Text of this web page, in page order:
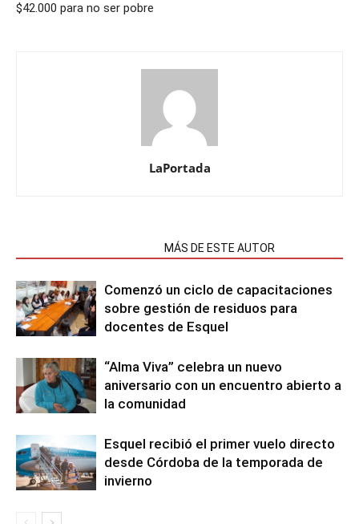
$42.000 para no ser pobre
LaPortada
MÁS DE ESTE AUTOR
Comenzó un ciclo de capacitaciones
sobre gestión de residuos para
docentes de Esquel
“Alma Viva” celebra un nuevo
aniversario con un encuentro abierto a
la comunidad
Esquel recibió el primer vuelo directo
desde Córdoba de la temporada de
invierno